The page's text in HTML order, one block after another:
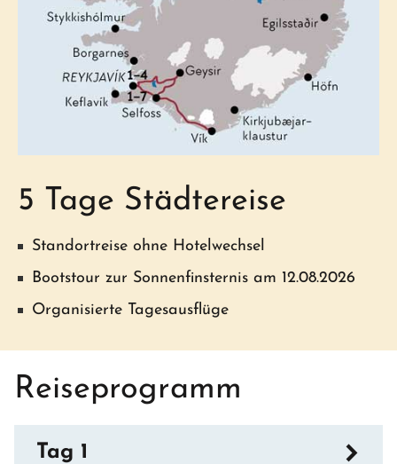
5 Tage Städtereise
Standortreise ohne Hotelwechsel
Bootstour zur Sonnenfinsternis am 12.08.2026
Organisierte Tagesausflüge
Reiseprogramm
Tag 1